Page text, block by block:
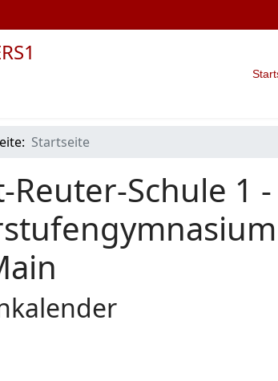
Startseite
Reuter-Schule 1 -